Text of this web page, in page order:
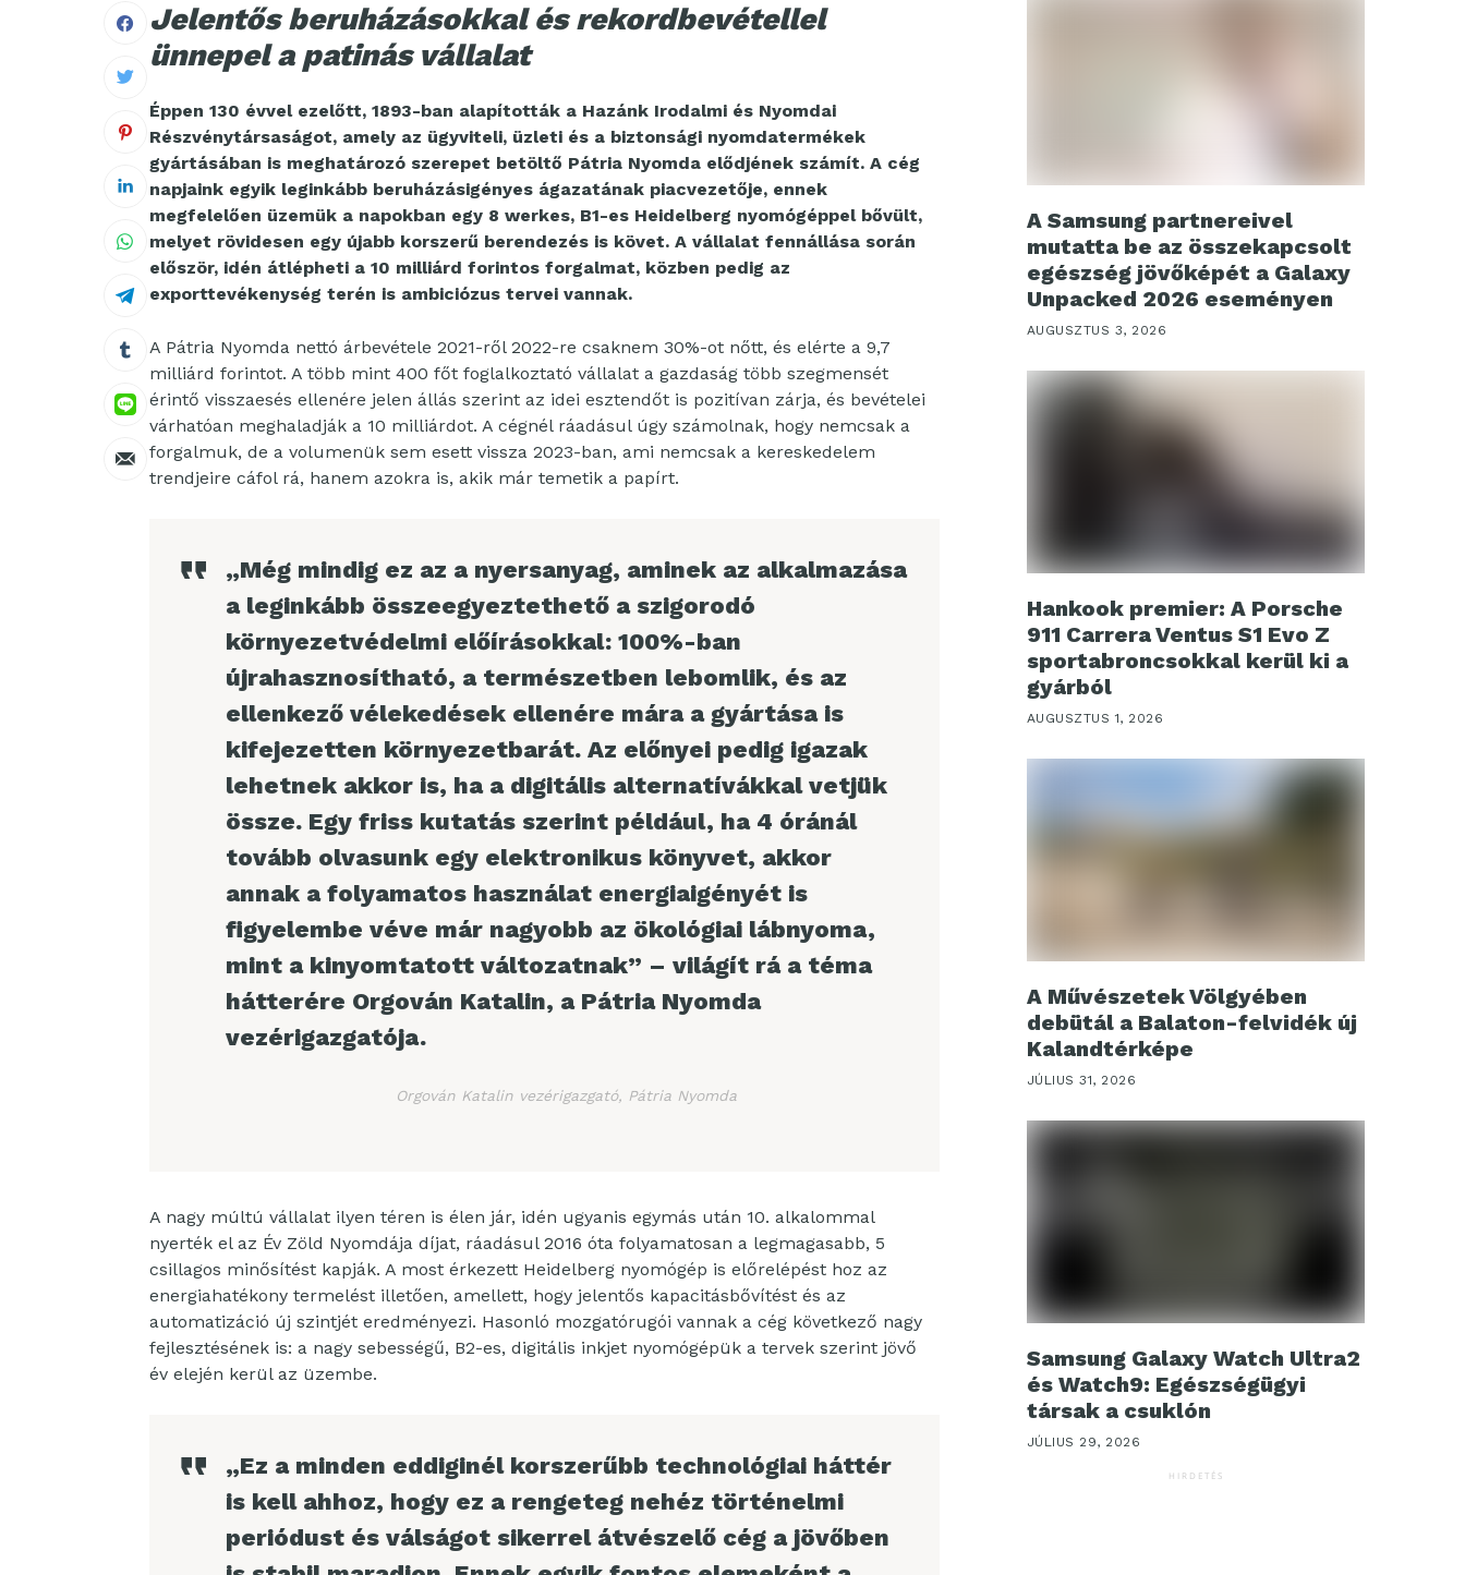
Jelentős beruházásokkal és rekordbevétellel
ünnepel a patinás vállalat
Éppen 130 évvel ezelőtt, 1893-ban alapították a Hazánk Irodalmi és Nyomdai
Részvénytársaságot, amely az ügyviteli, üzleti és a biztonsági nyomdatermékek
gyártásában is meghatározó szerepet betöltő Pátria Nyomda elődjének számít. A cég
napjaink egyik leginkább beruházásigényes ágazatának piacvezetője, ennek
megfelelően üzemük a napokban egy 8 werkes, B1-es Heidelberg nyomógéppel bővült,
melyet rövidesen egy újabb korszerű berendezés is követ. A vállalat fennállása során
először, idén átlépheti a 10 milliárd forintos forgalmat, közben pedig az
exporttevékenység terén is ambiciózus tervei vannak.
A Pátria Nyomda nettó árbevétele 2021-ről 2022-re csaknem 30%-ot nőtt, és elérte a 9,7
milliárd forintot. A több mint 400 főt foglalkoztató vállalat a gazdaság több szegmensét
érintő visszaesés ellenére jelen állás szerint az idei esztendőt is pozitívan zárja, és bevételei
várhatóan meghaladják a 10 milliárdot. A cégnél ráadásul úgy számolnak, hogy nemcsak a
forgalmuk, de a volumenük sem esett vissza 2023-ban, ami nemcsak a kereskedelem
trendjeire cáfol rá, hanem azokra is, akik már temetik a papírt.
„Még mindig ez az a nyersanyag, aminek az alkalmazása
a leginkább összeegyeztethető a szigorodó
környezetvédelmi előírásokkal: 100%-ban
újrahasznosítható, a természetben lebomlik, és az
ellenkező vélekedések ellenére mára a gyártása is
kifejezetten környezetbarát. Az előnyei pedig igazak
lehetnek akkor is, ha a digitális alternatívákkal vetjük
össze. Egy friss kutatás szerint például, ha 4 óránál
tovább olvasunk egy elektronikus könyvet, akkor
annak a folyamatos használat energiaigényét is
figyelembe véve már nagyobb az ökológiai lábnyoma,
mint a kinyomtatott változatnak” – világít rá a téma
hátterére Orgován Katalin, a Pátria Nyomda
vezérigazgatója.
Orgován Katalin vezérigazgató, Pátria Nyomda
A nagy múltú vállalat ilyen téren is élen jár, idén ugyanis egymás után 10. alkalommal
nyerték el az Év Zöld Nyomdája díjat, ráadásul 2016 óta folyamatosan a legmagasabb, 5
csillagos minősítést kapják. A most érkezett Heidelberg nyomógép is előrelépést hoz az
energiahatékony termelést illetően, amellett, hogy jelentős kapacitásbővítést és az
automatizáció új szintjét eredményezi. Hasonló mozgatórugói vannak a cég következő nagy
fejlesztésének is: a nagy sebességű, B2-es, digitális inkjet nyomógépük a tervek szerint jövő
év elején kerül az üzembe.
„Ez a minden eddiginél korszerűbb technológiai háttér
is kell ahhoz, hogy ez a rengeteg nehéz történelmi
periódust és válságot sikerrel átvészelő cég a jövőben
A Samsung partnereivel
mutatta be az összekapcsolt
egészség jövőképét a Galaxy
Unpacked 2026 eseményen
AUGUSZTUS 3, 2026
Hankook premier: A Porsche
911 Carrera Ventus S1 Evo Z
sportabroncsokkal kerül ki a
gyárból
AUGUSZTUS 1, 2026
A Művészetek Völgyében
debütál a Balaton-felvidék új
Kalandtérképe
JÚLIUS 31, 2026
Samsung Galaxy Watch Ultra2
és Watch9: Egészségügyi
társak a csuklón
JÚLIUS 29, 2026
HIRDETÉS